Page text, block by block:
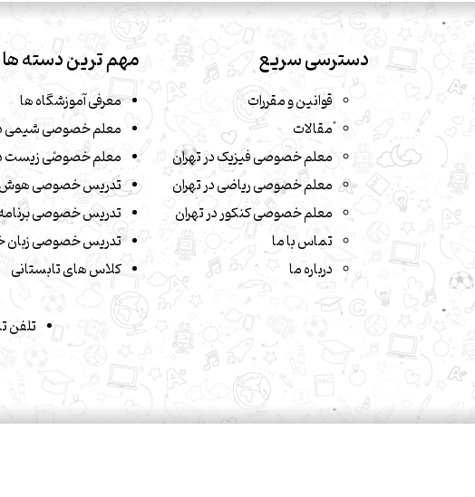
دسترسی سریع
قوانین و مقررات
مقالات
معلم خصوصی فیزیک در تهران
معلم خصوصی ریاضی در تهران
معلم خصوصی کنکور در تهران
تماس با ما
درباره ما
مهم ترین دسته ها
معرفی آموزشگاه ها
معلم خصوصی شیمی
معلم خصوصی زیست
تدریس خصوصی
تدریس خصوصی
تدریس خصوصی زبان
کلاس های تابستانی
تلفن